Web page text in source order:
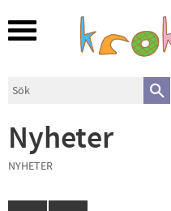
Meny
Nyheter
NYHETER